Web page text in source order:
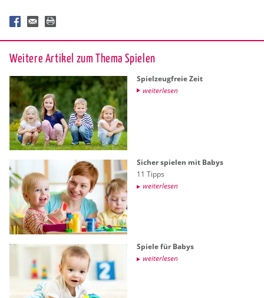
Wei­te­re Ar­ti­kel zum Thema Spie­len
Spiel­zeug­freie Zeit
wei­ter­le­sen
Si­cher spie­len mit Babys
11 Tipps
wei­ter­le­sen
Spie­le für Babys
wei­ter­le­sen